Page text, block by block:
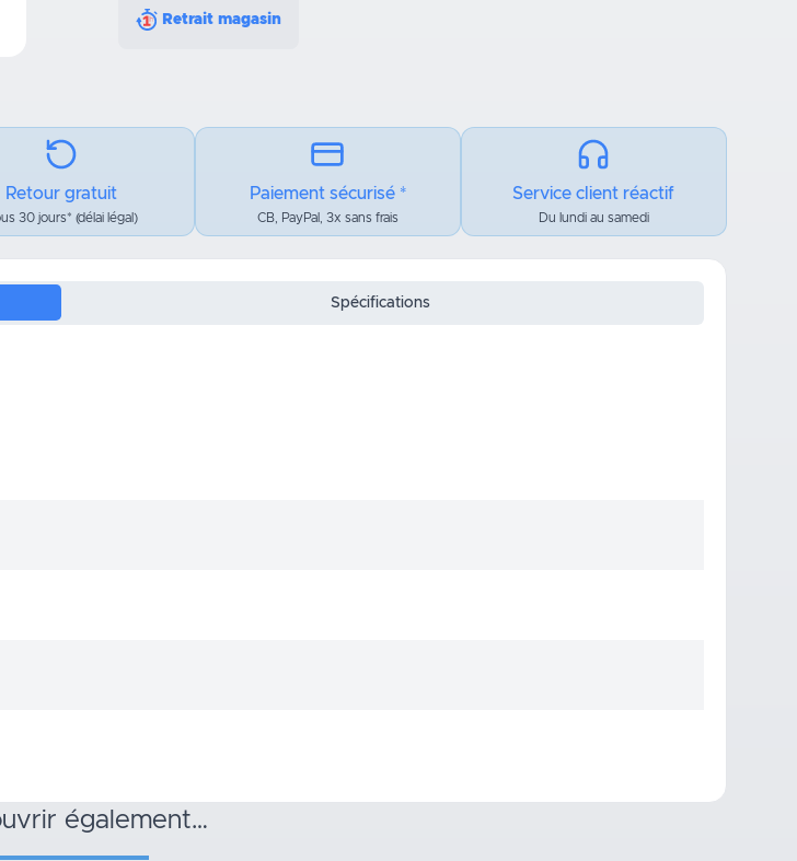
Retrait magasin
Retour gratuit
30 jours* (délai légal)
Paiement sécurisé *
CB, PayPal, 3x sans frais
Service client réactif
Du lundi au samedi
Spécifications
également…